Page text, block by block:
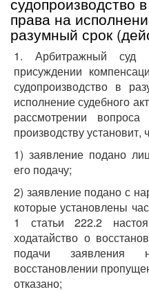
права на
разумный срок
1. Арбитражный суд
присуждении
судопроизводство в
исполнение судебного
рассмотрении
производству установит,
1) заявление подано
его подачу;
2) заявление подано с
которые установлены
1 статьи 222.2
ходатайство о
подачи
восстановлении
отказано;